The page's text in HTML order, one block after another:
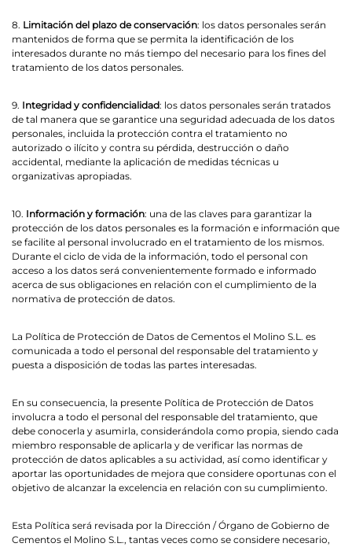
8. Limitación del plazo de conservación: los datos personales serán
mantenidos de forma que se permita la identificación de los
interesados durante no más tiempo del necesario para los fines del
tratamiento de los datos personales.
9. Integridad y confidencialidad: los datos personales serán tratados
de tal manera que se garantice una seguridad adecuada de los datos
personales, incluida la protección contra el tratamiento no
autorizado o ilícito y contra su pérdida, destrucción o daño
accidental, mediante la aplicación de medidas técnicas u
organizativas apropiadas.
10. Información y formación: una de las claves para garantizar la
protección de los datos personales es la formación e información que
se facilite al personal involucrado en el tratamiento de los mismos.
Durante el ciclo de vida de la información, todo el personal con
acceso a los datos será convenientemente formado e informado
acerca de sus obligaciones en relación con el cumplimiento de la
normativa de protección de datos.
La Política de Protección de Datos de Cementos el Molino S.L. es
comunicada a todo el personal del responsable del tratamiento y
puesta a disposición de todas las partes interesadas.
En su consecuencia, la presente Política de Protección de Datos
involucra a todo el personal del responsable del tratamiento, que
debe conocerla y asumirla, considerándola como propia, siendo cada
miembro responsable de aplicarla y de verificar las normas de
protección de datos aplicables a su actividad, así como identificar y
aportar las oportunidades de mejora que considere oportunas con el
objetivo de alcanzar la excelencia en relación con su cumplimiento.
Esta Política será revisada por la Dirección / Órgano de Gobierno de
Cementos el Molino S.L., tantas veces como se considere necesario,